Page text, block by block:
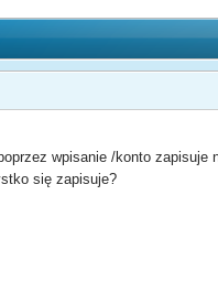
wpisanie /konto zapisuje
się zapisuje?